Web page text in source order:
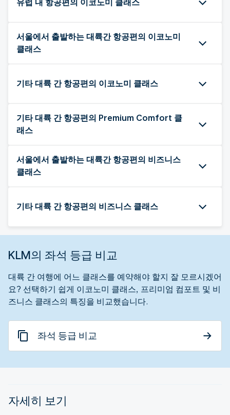
유럽 내 항공편의 이코노미 클래스
서울에서 출발하는 대륙간 항공편의 이코노미
클래스
기타 대륙 간 항공편의 이코노미 클래스
기타 대륙 간 항공편의 Premium Comfort 클
래스
서울에서 출발하는 대륙간 항공편의 비즈니스
클래스
기타 대륙 간 항공편의 비즈니스 클래스
KLM의 좌석 등급 비교
대륙 간 여행에 어느 클래스를 예약해야 할지 잘 모르시겠어
요? 선택하기 쉽게 이코노미 클래스, 프리미엄 컴포트 및 비
즈니스 클래스의 특징을 비교했습니다.
좌석 등급 비교
자세히 보기